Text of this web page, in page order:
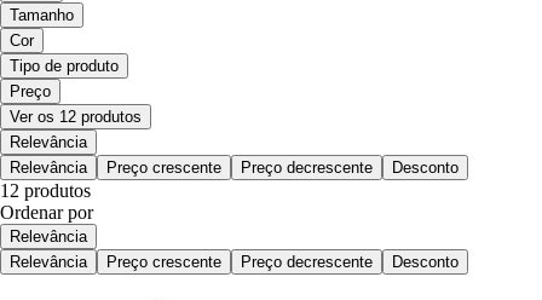
Tamanho
Cor
Tipo de produto
Preço
Ver os 12 produtos
Relevância
Relevância
Preço crescente Preço decrescente Desconto
12 produtos
Ordenar por
Relevância
Relevância
Preço crescente Preço decrescente Desconto